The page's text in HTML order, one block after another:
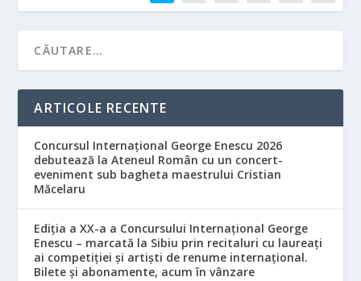
ARTICOLE RECENTE
Concursul Internațional George Enescu 2026
debutează la Ateneul Român cu un concert-
eveniment sub bagheta maestrului Cristian
Măcelaru
Ediția a XX-a a Concursului Internațional George
Enescu – marcată la Sibiu prin recitaluri cu laureați
ai competiției și artiști de renume internațional.
Bilete și abonamente, acum în vânzare